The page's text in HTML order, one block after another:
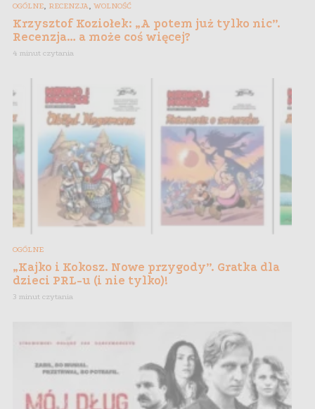
OGÓLNE RECENZJA WOLNOŚĆ
Krzysztof Koziołek: „A potem już tylko nic”.
Recenzja… a może coś więcej?
4 minut czytania
OGÓLNE
„Kajko i Kokosz. Nowe przygody”. Gratka dla
dzieci PRL-u (i nie tylko)!
3 minut czytania